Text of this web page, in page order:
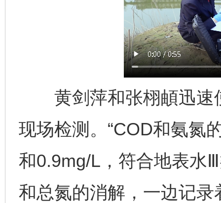
黄剑萍和张栩頔迅速
现场检测。“COD和氨氮
和0.9mg/L，符合地表水
和总氮的消解，一边记录